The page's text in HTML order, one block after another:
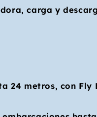
carga y
24 metros, con Fly